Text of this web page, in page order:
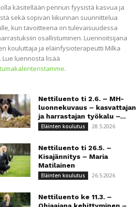
käsitellään pennun fyysistä kasvua ja
sekä sopivan liikunnan suunnittelua
kun tavoitteena on tulevaisuudessa
osallistuminen. Luennoitsijana
kouluttaja ja eläinfysioterapeutti Milka
Lue luennosta lisää
.
Nettiluento ti 2.6. – MH-
luonnekuvaus – kasvattajan
ja harrastajan työkalu –...
Eläinten koulutus 28.5.2026
Nettiluento ti 26.5. –
Kisajännitys – Maria
Matilainen
Eläinten koulutus 26.5.2026
Nettiluento ke 11.3. –